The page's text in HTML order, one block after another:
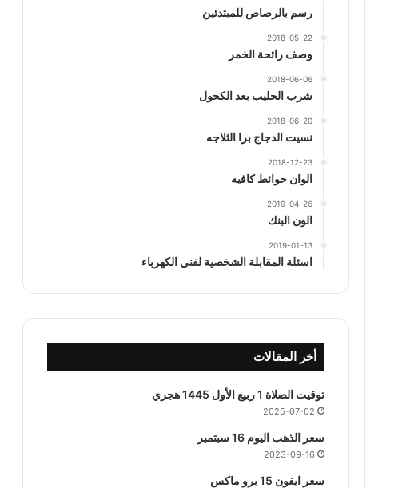
رسم بالرصاص للمبتدئين
2018-05-22
وصف رائحة الخمر
2018-06-06
شرب الحليب بعد الكحول
2018-06-20
نسيت الدجاج برا الثلاجه
2018-12-23
الوان حوائط كافيه
2019-04-26
الون البنك
2019-01-13
اسئلة المقابلة الشخصية لفني الكهرباء
أخر المقالات
توقيت الصلاة 1 ربيع الأول 1445 هجري
2025-07-02
سعر الذهب اليوم 16 سبتمبر
2023-09-16
سعر ايفون 15 برو ماكس